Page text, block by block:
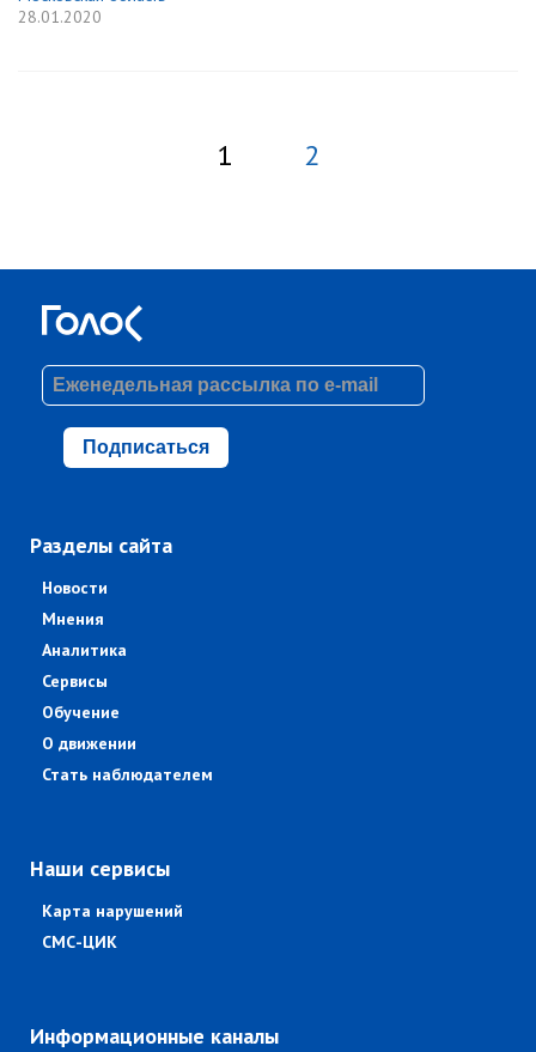
28.01.2020
1 2
Подписаться
Разделы сайта
Новости
Мнения
Аналитика
Сервисы
Обучение
О движении
Стать наблюдателем
Наши сервисы
Карта нарушений
СМС-ЦИК
Информационные каналы